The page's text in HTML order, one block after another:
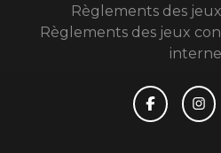
Règlements des
Règlements des jeux